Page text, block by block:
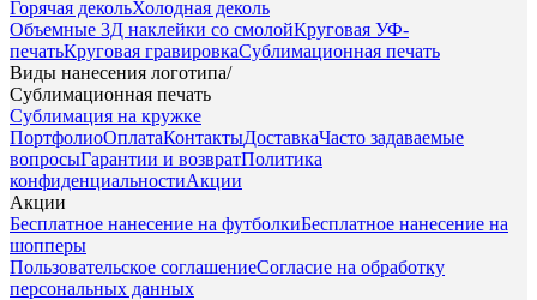
Горячая декольХолодная деколь
Объемные 3Д наклейки со смолойКруговая УФ-
печатьКруговая гравировкаСублимационная печать
Виды нанесения логотипа/
Сублимационная печать
Сублимация на кружке
ПортфолиоОплатаКонтактыДоставкаЧасто задаваемые
вопросыГарантии и возвратПолитика
конфиденциальностиАкции
Акции
Бесплатное нанесение на футболкиБесплатное нанесение на
шопперы
Пользовательское соглашениеСогласие на обработку
персональных данных